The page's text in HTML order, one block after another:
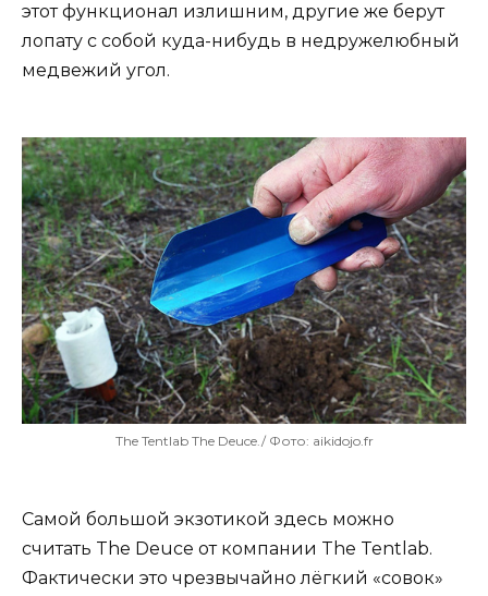
этот функционал излишним, другие же берут
лопату с собой куда-нибудь в недружелюбный
медвежий угол.
The Tentlab The Deuce./ Фото: aikidojo.fr
Самой большой экзотикой здесь можно
считать The Deuce от компании The Tentlab.
Фактически это чрезвычайно лёгкий «совок»